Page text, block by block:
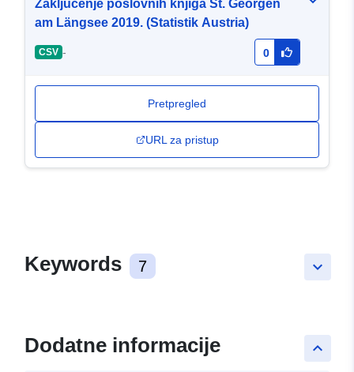
Zaključenje poslovnih knjiga St. Georgen
am Längsee 2019. (Statistik Austria)
CSV - 0
Pretpregled
URL za pristup
keyboard_arrow_down
Keywords 7
keyboard_arrow_up
Dodatne informacije